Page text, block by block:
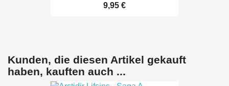
9,95 €
Kunden, die diesen Artikel gekauft
haben, kauften auch ...